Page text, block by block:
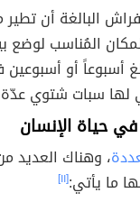
البالغة أن
المُناسب لوضع
أسبوعاً أو
لها سبات شتوي
حياة الإنسان
، وهناك العديد
ما يأتي:[١١]